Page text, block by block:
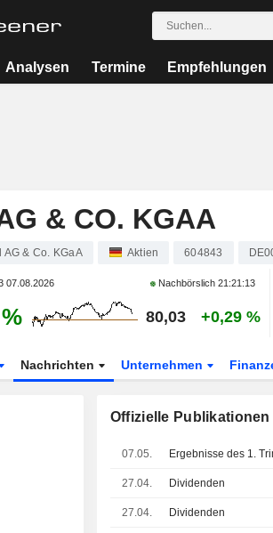
Analysen Termine Empfehlungen
& CO. KGAA
& Co. KGaA Aktien 604843
07.08.2026 Nachbörslich21:21:13
80,03 +0,29 %
Nachrichten Unternehmen
Offizielle Publikationen
07.05. Ergebnisse des 1.
27.04. Dividenden
27.04. Dividenden